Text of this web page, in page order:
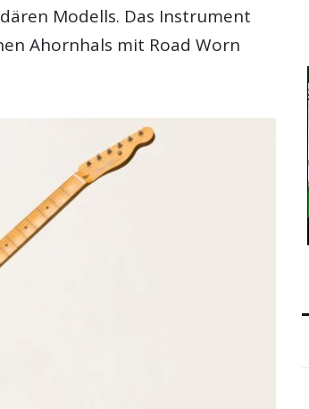
Modells. Das Instrument
Ahornhals mit Road Worn